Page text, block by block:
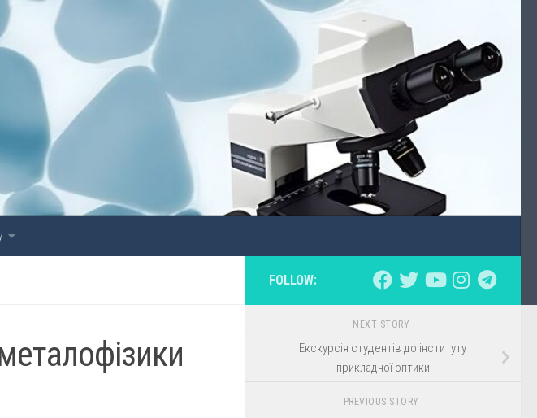
FOLLOW:
NEXT STORY
Екскурсія студентів до інституту
прикладної оптики
PREVIOUS STORY